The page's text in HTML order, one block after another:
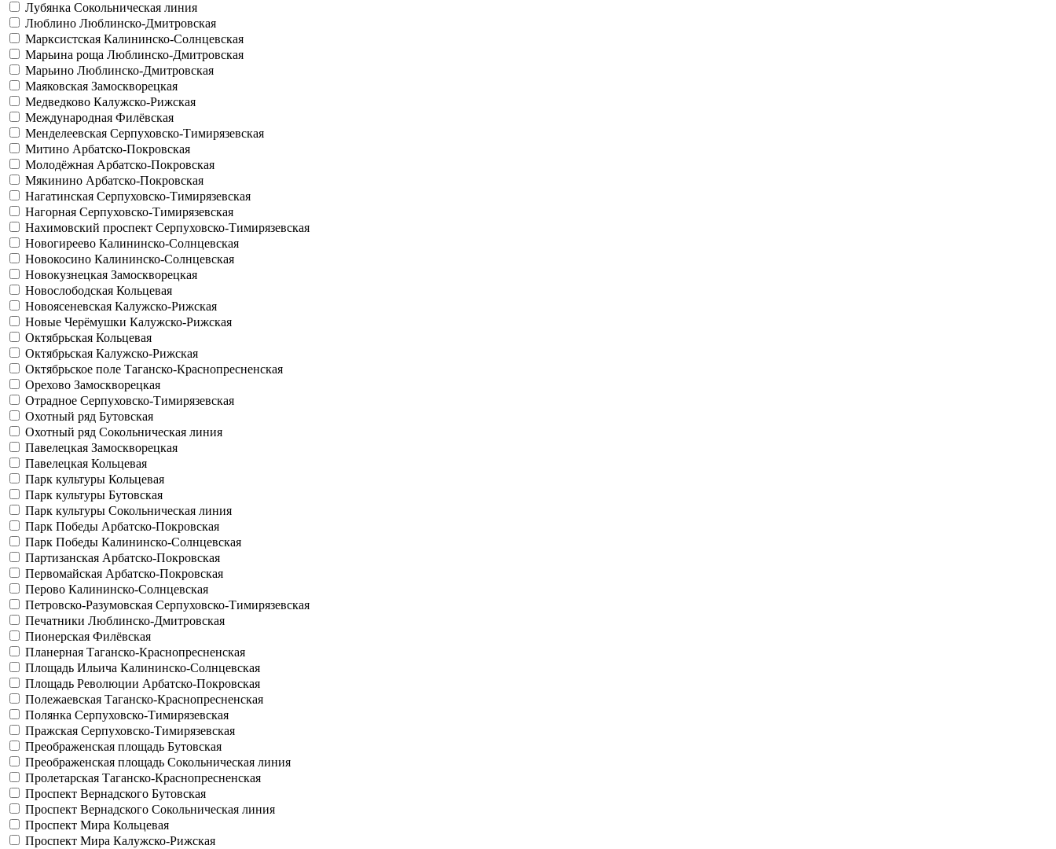
Лубянка Сокольническая линия
Люблино Люблинско-Дмитровская
Марксистская Калининско-Солнцевская
Марьина роща Люблинско-Дмитровская
Марьино Люблинско-Дмитровская
Маяковская Замоскворецкая
Медведково Калужско-Рижская
Международная Филёвская
Менделеевская Серпуховско-Тимирязевская
Митино Арбатско-Покровская
Молодёжная Арбатско-Покровская
Мякинино Арбатско-Покровская
Нагатинская Серпуховско-Тимирязевская
Нагорная Серпуховско-Тимирязевская
Нахимовский проспект Серпуховско-Тимирязевская
Новогиреево Калининско-Солнцевская
Новокосино Калининско-Солнцевская
Новокузнецкая Замоскворецкая
Новослободская Кольцевая
Новоясеневская Калужско-Рижская
Новые Черёмушки Калужско-Рижская
Октябрьская Кольцевая
Октябрьская Калужско-Рижская
Октябрьское поле Таганско-Краснопресненская
Орехово Замоскворецкая
Отрадное Серпуховско-Тимирязевская
Охотный ряд Бутовская
Охотный ряд Сокольническая линия
Павелецкая Замоскворецкая
Павелецкая Кольцевая
Парк культуры Кольцевая
Парк культуры Бутовская
Парк культуры Сокольническая линия
Парк Победы Арбатско-Покровская
Парк Победы Калининско-Солнцевская
Партизанская Арбатско-Покровская
Первомайская Арбатско-Покровская
Перово Калининско-Солнцевская
Петровско-Разумовская Серпуховско-Тимирязевская
Печатники Люблинско-Дмитровская
Пионерская Филёвская
Планерная Таганско-Краснопресненская
Площадь Ильича Калининско-Солнцевская
Площадь Революции Арбатско-Покровская
Полежаевская Таганско-Краснопресненская
Полянка Серпуховско-Тимирязевская
Пражская Серпуховско-Тимирязевская
Преображенская площадь Бутовская
Преображенская площадь Сокольническая линия
Пролетарская Таганско-Краснопресненская
Проспект Вернадского Бутовская
Проспект Вернадского Сокольническая линия
Проспект Мира Кольцевая
Проспект Мира Калужско-Рижская